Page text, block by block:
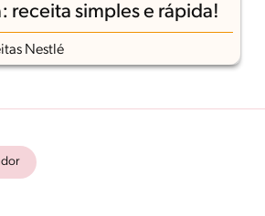
receita simples e rápida!
Nestlé